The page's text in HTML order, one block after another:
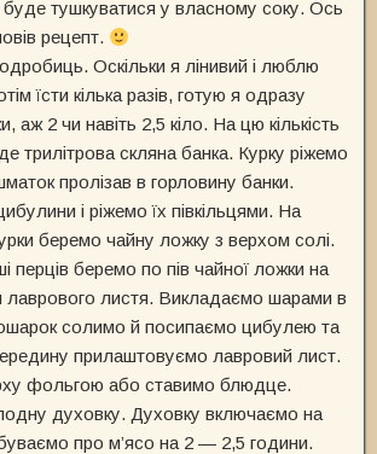
тушкуватися у власному соку. Ось
рецепт.
Оскільки я лінивий і люблю
їсти кілька разів, готую я одразу
аж 2 чи навіть 2,5 кіло. На цю кількість
трилітрова скляна банка. Курку ріжемо
пролізав в горловину банки.
і ріжемо їх півкільцями. На
беремо чайну ложку з верхом солі.
перців беремо по пів чайної ложки на
лаврового листя. Викладаємо шарами в
солимо й посипаємо цибулею та
прилаштовуємо лавровий лист.
фольгою або ставимо блюдце.
духовку. Духовку включаємо на
про м’ясо на 2 — 2,5 години.